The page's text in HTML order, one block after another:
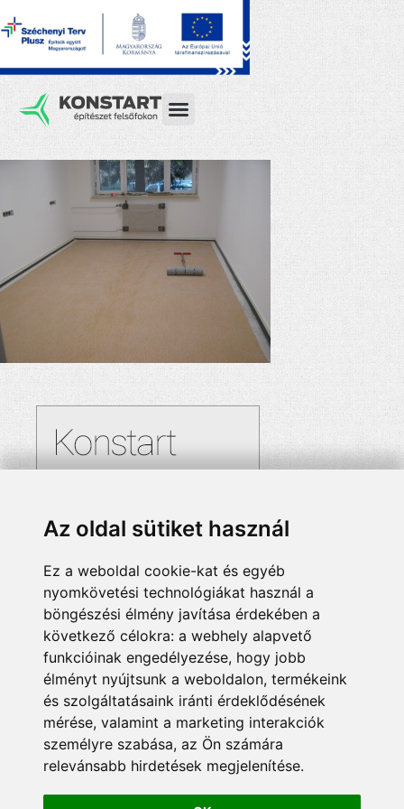
Az oldal sütiket használ
Ez a weboldal cookie-kat és egyéb
nyomkövetési technológiákat használ a
böngészési élmény javítása érdekében a
következő célokra: a webhely alapvető
funkcióinak engedélyezése, hogy jobb
élményt nyújtsunk a weboldalon, termékeink
és szolgáltatásaink iránti érdeklődésének
mérése, valamint a marketing interakciók
személyre szabása, az Ön számára
relevánsabb hirdetések megjelenítése.